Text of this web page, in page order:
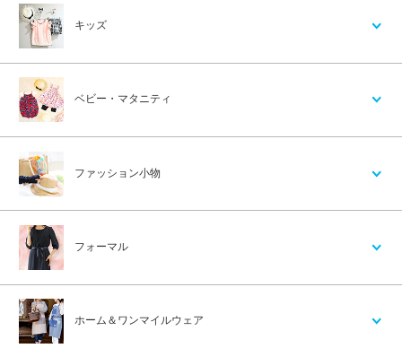
キッズ
ベビー・マタニティ
ファッション小物
フォーマル
ホーム＆ワンマイルウェア